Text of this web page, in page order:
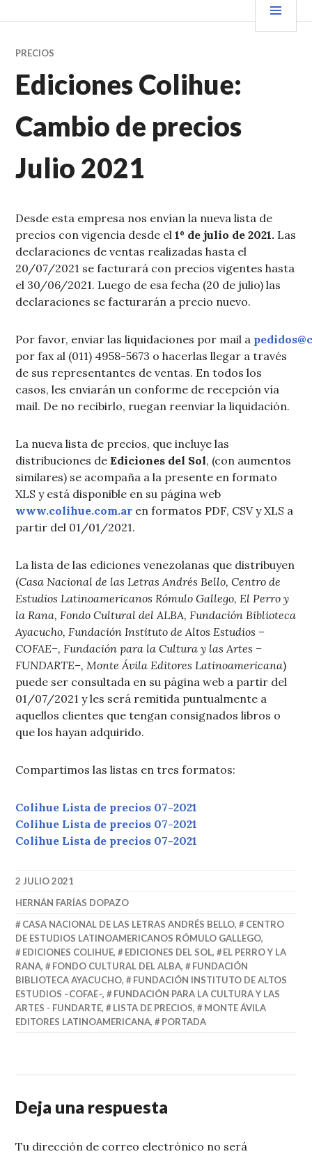
al VENDER+LIBROS NOTICIAS
PRECIOS
Ediciones Colihue:
Cambio de precios
Julio 2021
Desde esta empresa nos envían la nueva lista de
precios con vigencia desde el1º de julio de 2021. Las
declaraciones de ventas realizadas hasta el
20/07/2021 se facturará con precios vigentes hasta
el 30/06/2021. Luego de esa fecha (20 de julio) las
declaraciones se facturarán a precio nuevo.
Por favor, enviar las liquidaciones por mail a
por fax al (011) 4958-5673 o hacerlas llegar a través
de sus representantes de ventas. En todos los
casos, les enviarán un conforme de recepción vía
mail. De no recibirlo, ruegan reenviar la liquidación.
La nueva lista de precios, que incluye las
distribuciones deEdiciones del Sol, (con aumentos
similares) se acompaña a la presente en formato
XLS y está disponible en su página web
www.colihue.com.ar en formatos PDF, CSV y XLS a
partir del 01/01/2021.
La lista de las ediciones venezolanas que distribuyen
(Casa Nacional de las Letras Andrés Bello, Centro de
Estudios Latinoamericanos Rómulo Gallego, El Perro y
la Rana, Fondo Cultural del ALBA, Fundación Biblioteca
Ayacucho, Fundación Instituto de Altos Estudios –
COFAE–, Fundación para la Cultura y las Artes –
FUNDARTE–, Monte Ávila Editores Latinoamericana)
puede ser consultada en su página web a partir del
01/07/2021 y les será remitida puntualmente a
aquellos clientes que tengan consignados libros o
que los hayan adquirido.
Compartimos las listas en tres formatos:
Colihue Lista de precios 07-2021
Colihue Lista de precios 07-2021
Colihue Lista de precios 07-2021
2 JULIO 2021
HERNÁN FARÍAS DOPAZO
CASA NACIONAL DE LAS LETRAS ANDRÉS BELLO,
CENTRO
DE ESTUDIOS LATINOAMERICANOS RÓMULO GALLEGO,
EDICIONES COLIHUE, EDICIONES DEL SOL,
EL PERRO Y LA
RANA, FONDO CULTURAL DEL ALBA,
FUNDACIÓN
BIBLIOTECA AYACUCHO,
FUNDACIÓN INSTITUTO DE ALTOS
ESTUDIOS –COFAE–,
FUNDACIÓN PARA LA CULTURA Y LAS
ARTES - FUNDARTE, LISTA DE PRECIOS,
MONTE ÁVILA
EDITORES LATINOAMERICANA, PORTADA
Deja una respuesta
Tu dirección de correo electrónico no será